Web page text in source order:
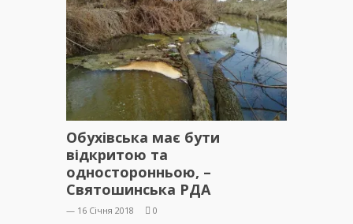
Обухівська має бути
відкритою та
односторонньою, –
Святошинська РДА
— 16 Січня 2018 0